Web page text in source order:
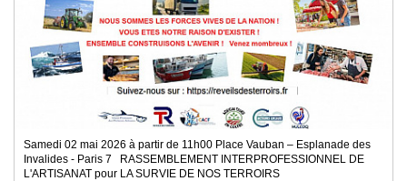
groupe
Prémium
Accès
éditeur
Samedi 02 mai 2026 à partir de 11h00 Place Vauban – Esplanade des
Invalides - Paris 7 RASSEMBLEMENT INTERPROFESSIONNEL DE
L'ARTISANAT pour LA SURVIE DE NOS TERROIRS